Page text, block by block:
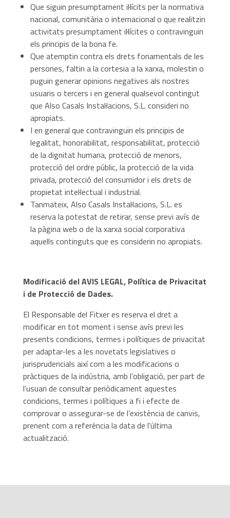
Que siguin presumptament il·lícits per la normativa
nacional, comunitària o internacional o que realitzin
activitats presumptament il·lícites o contravinguin
els principis de la bona fe.
Que atemptin contra els drets fonamentals de les
persones, faltin a la cortesia a la xarxa, molestin o
puguin generar opinions negatives als nostres
usuaris o tercers i en general qualsevol contingut
que Also Casals Instal·lacions, S.L. consideri no
apropiats.
I en general que contravinguin els principis de
legalitat, honorabilitat, responsabilitat, protecció
de la dignitat humana, protecció de menors,
protecció del ordre públic, la protecció de la vida
privada, protecció del consumidor i els drets de
propietat intel·lectual i industrial.
Tanmateix, Also Casals Instal·lacions, S.L. es
reserva la potestat de retirar, sense previ avís de
la pàgina web o de la xarxa social corporativa
aquells continguts que es considerin no apropiats.
Modificació del AVIS LEGAL, Política de Privacitat
i de Protecció de Dades.
El Responsable del Fitxer es reserva el dret a
modificar en tot moment i sense avís previ les
presents condicions, termes i polítiques de privacitat
per adaptar-les a les novetats legislatives o
jurisprudencials així com a les modificacions o
pràctiques de la indústria, amb l’obligació, per part de
l’usuari de consultar periòdicament aquestes
condicions, termes i polítiques a fi i efecte de
comprovar o assegurar-se de l’existència de canvis,
prenent com a referència la data de l’última
actualització.